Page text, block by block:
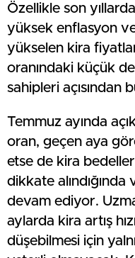
Özellikle son
yüksek enflasyon
yükselen kira
oranındaki küçük
sahipleri açısından
Temmuz ayında
oran, geçen aya
etse de kira
dikkate
devam ediyor.
aylarda kira artış
düşebilmesi için